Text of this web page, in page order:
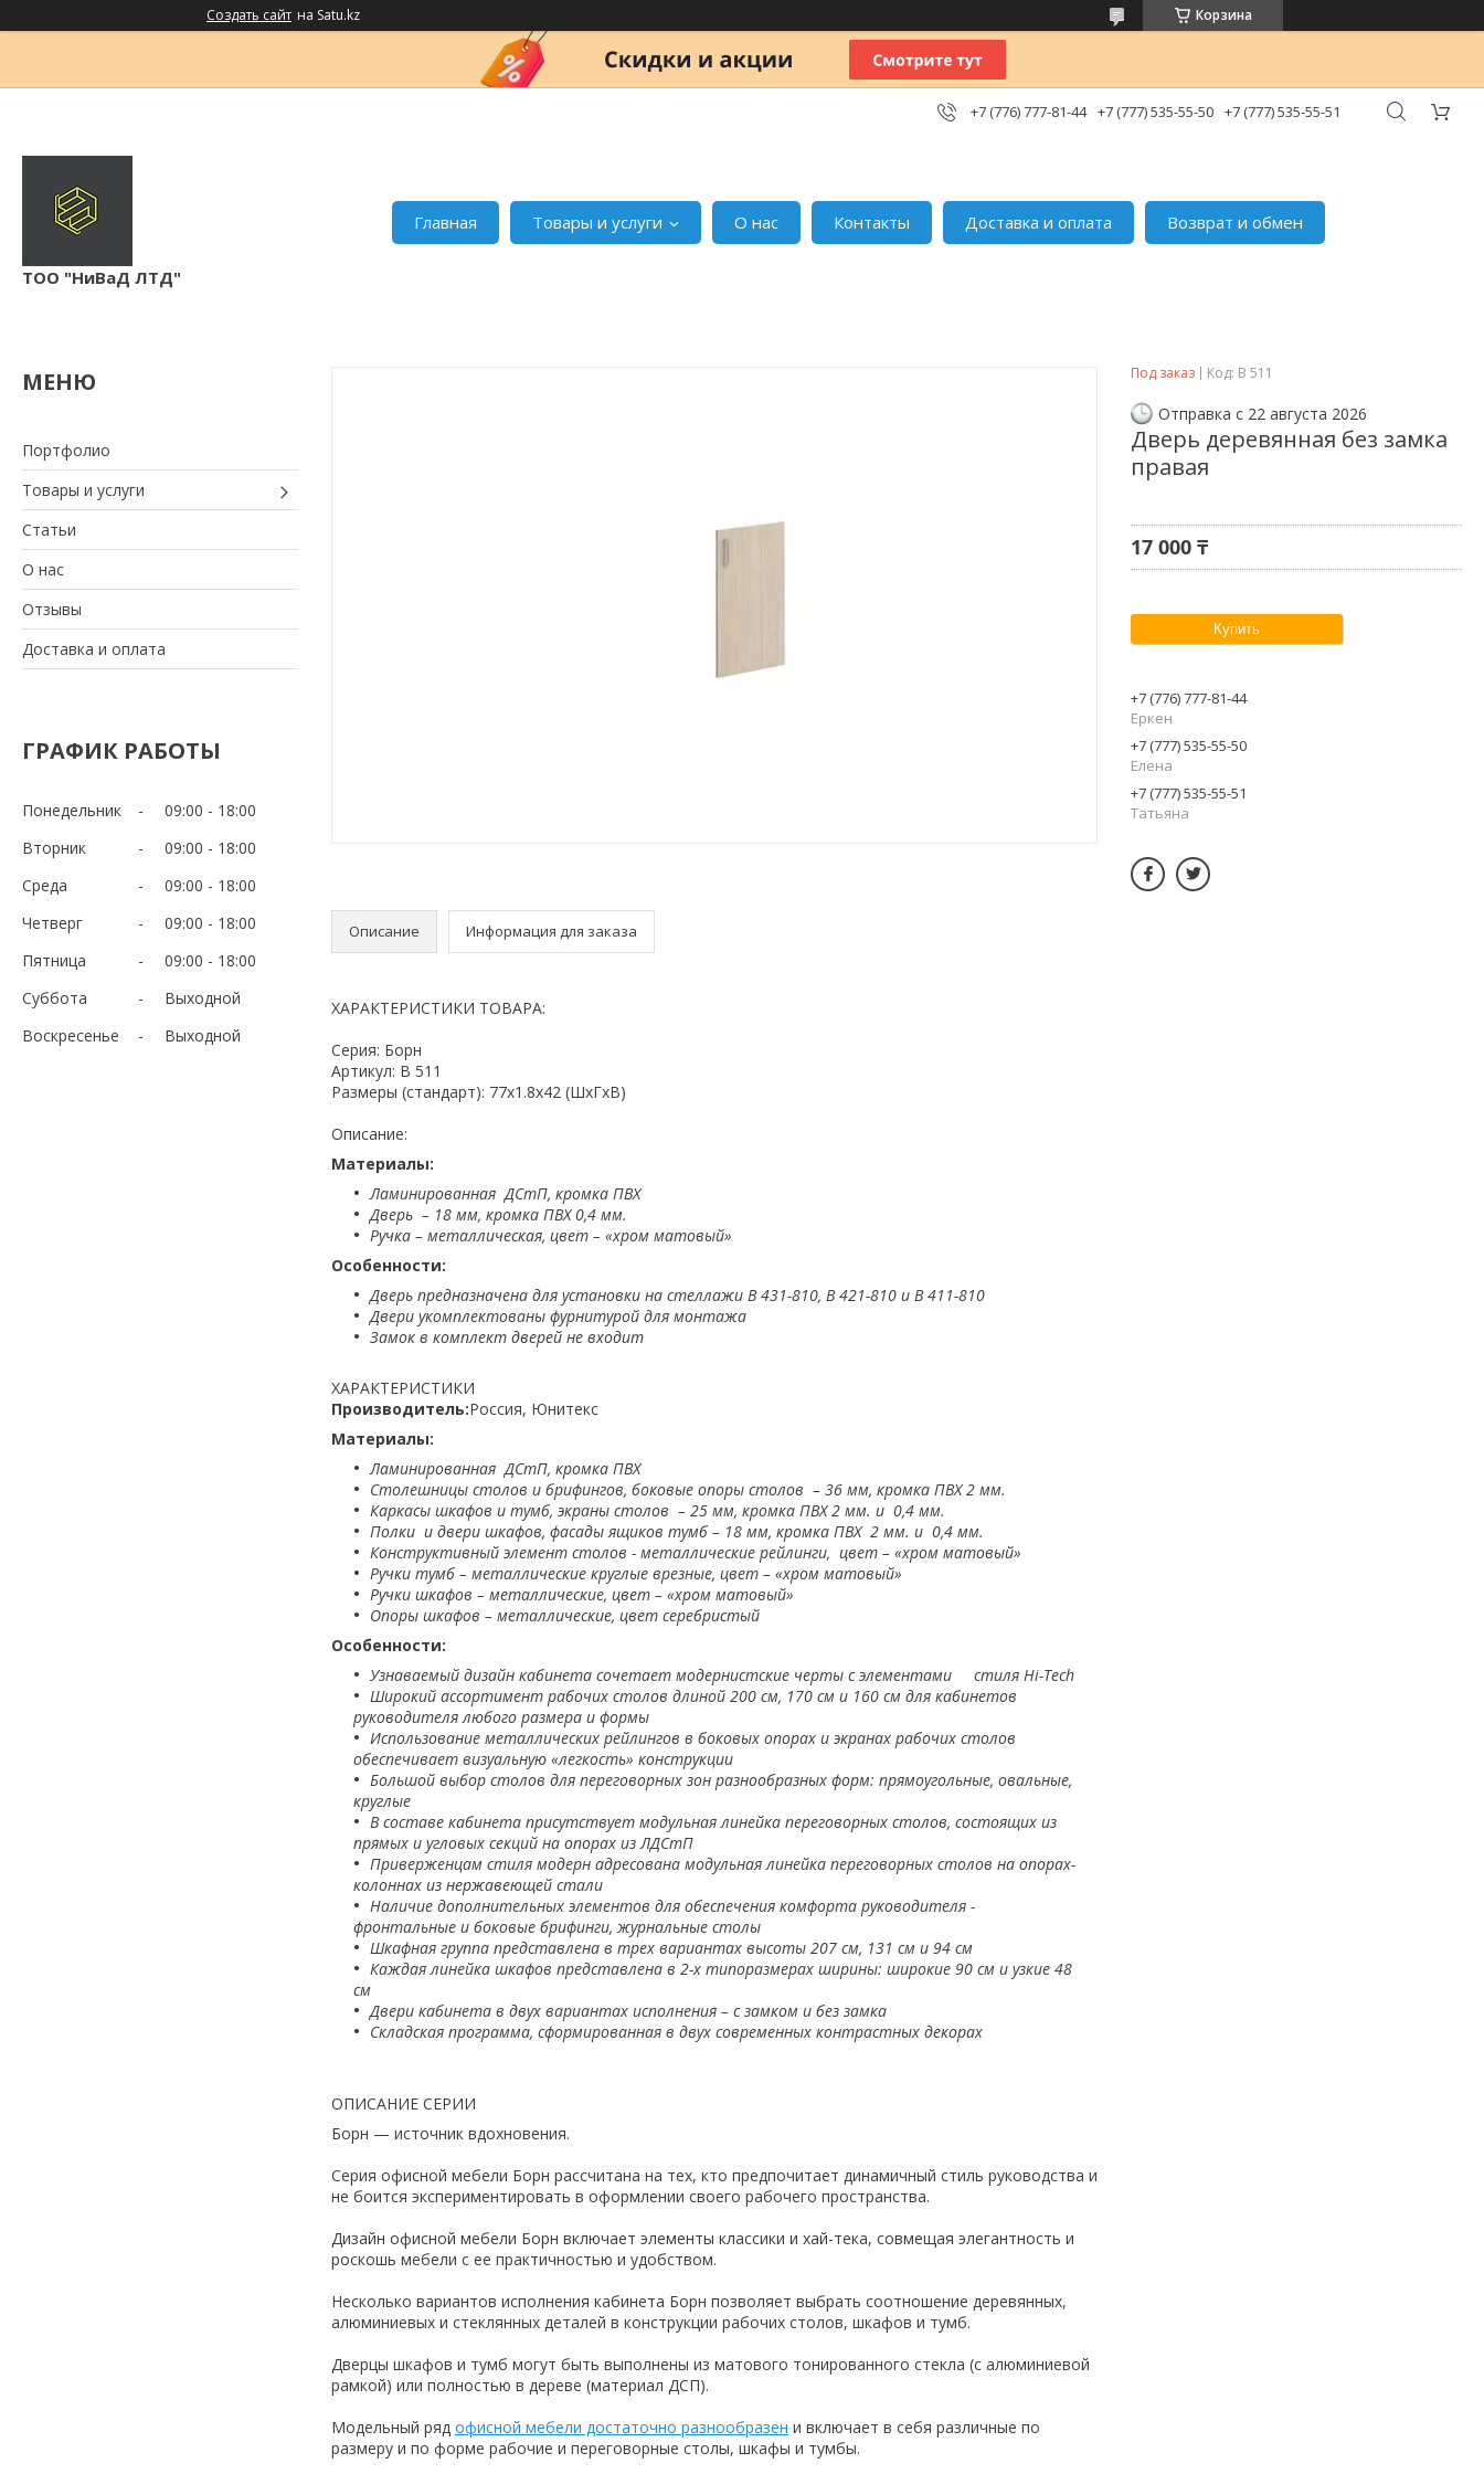
Создать сайт на Satu.kz Корзина
+7 (776) 777-81-44 +7 (777) 535-55-50 +7 (777) 535-55-51
ТОО "НиВаД ЛТД"
Главная Товары и услуги О нас Контакты Доставка и оплата Возврат и обмен
Портфолио
Товары и услуги
Статьи
О нас
Отзывы
Доставка и оплата
ГРАФИК РАБОТЫ
Понедельник 09:00
18:00
Вторник
09:00
18:00
Среда
09:00
18:00
Четверг
09:00
18:00
Пятница
09:00
18:00
Суббота
Выходной
Воскресенье
Выходной
Описание Информация для заказа
ХАРАКТЕРИСТИКИ ТОВАРА:
Серия: Борн
Артикул: B 511
Размеры (стандарт): 77x1.8x42 (ШхГхВ)
Описание:
Материалы:
Ламинированная ДСтП, кромка ПВХ
Дверь – 18 мм, кромка ПВХ 0,4 мм.
Ручка – металлическая, цвет – «хром матовый»
Особенности:
Дверь предназначена для установки на стеллажи В 431-810, В 421-810 и В 411-810
Двери укомплектованы фурнитурой для монтажа
Замок в комплект дверей не входит
ХАРАКТЕРИСТИКИ
Производитель:Россия, Юнитекс
Материалы:
Ламинированная ДСтП, кромка ПВХ
Столешницы столов и брифингов, боковые опоры столов – 36 мм, кромка ПВХ 2 мм.
Каркасы шкафов и тумб, экраны столов – 25 мм, кромка ПВХ 2 мм. и 0,4 мм.
Полки и двери шкафов, фасады ящиков тумб – 18 мм, кромка ПВХ 2 мм. и 0,4 мм.
Конструктивный элемент столов - металлические рейлинги, цвет – «хром матовый»
Ручки тумб – металлические круглые врезные, цвет – «хром матовый»
Ручки шкафов – металлические, цвет – «хром матовый»
Опоры шкафов – металлические, цвет серебристый
Особенности:
Узнаваемый дизайн кабинета сочетает модернистcкие черты с элементами стиля Hi-Tech
Широкий ассортимент рабочих столов длиной 200 см, 170 см и 160 см для кабинетов
руководителя любого размера и формы
Использование металлических рейлингов в боковых опорах и экранах рабочих столов
обеспечивает визуальную «легкость» конструкции
Большой выбор столов для переговорных зон разнообразных форм: прямоугольные, овальные,
круглые
В составе кабинета присутствует модульная линейка переговорных столов, состоящих из
прямых и угловых секций на опорах из ЛДСтП
Приверженцам стиля модерн адресована модульная линейка переговорных столов на опорах-
колоннах из нержавеющей стали
Наличие дополнительных элементов для обеспечения комфорта руководителя -
фронтальные и боковые брифинги, журнальные столы
Шкафная группа представлена в трех вариантах высоты 207 см, 131 см и 94 см
Каждая линейка шкафов представлена в 2-х типоразмерах ширины: широкие 90 см и узкие 48
см
Двери кабинета в двух вариантах исполнения – с замком и без замка
Складская программа, сформированная в двух современных контрастных декорах
ОПИСАНИЕ СЕРИИ
Борн — источник вдохновения.
Сeрия офисной мебели Борн рассчитана на тех, кто предпочитает динамичный стиль руководства и
не боится экспериментировать в оформлении своего рабочего пространства.
Дизайн офисной мебели Борн включает элементы классики и хай-тека, совмещая элегантность и
роскошь мебели с ее практичностью и удобством.
Несколько вариантов исполнения кабинета Борн позволяет выбрать соотношение деревянных,
алюминиевых и стеклянных деталей в конструкции рабочих столов, шкафов и тумб.
Дверцы шкафов и тумб могут быть выполнены из матового тонированного стекла (с алюминиевой
рамкой) или полностью в дереве (материал ДСП).
Модельный ряд офисной мебели достаточно разнообразен и включает в себя различные по
размеру и по форме рабочие и переговорные столы, шкафы и тумбы.
Под заказ Код: B 511
Отправка с 22 августа 2026
Дверь деревянная без замка
правая
17 000 ₸
Купить
+7 (776) 777-81-44
Еркен
+7 (777) 535-55-50
Елена
+7 (777) 535-55-51
Татьяна